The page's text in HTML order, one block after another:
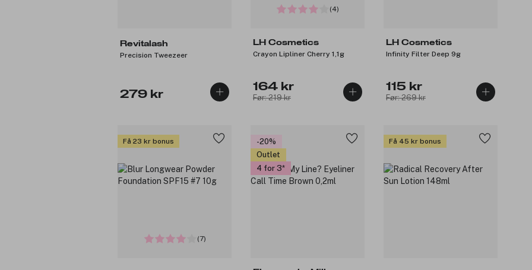
Revitalash
Precision Tweezeer
279 kr
(4)
LH Cosmetics
Crayon Lipliner Cherry 1,1g
164 kr
Før: 219 kr
LH Cosmetics
Infinity Filter Deep 9g
115 kr
Før: 269 kr
Få 23 kr bonus
(7)
-20%
Outlet
4 for 3
Få 45 kr bonus